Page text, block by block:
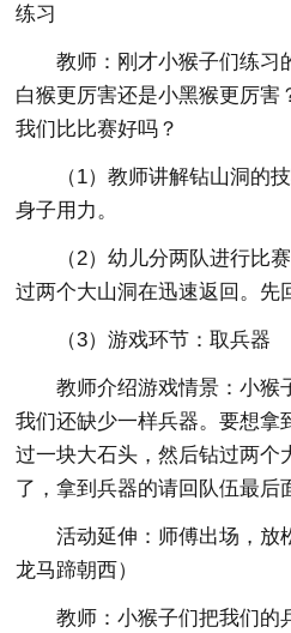
练习
教师：刚才小猴子们练习
白猴更厉害还是小黑猴更厉害
我们比比赛好吗？
（1）教师讲解钻山洞的
身子用力。
（2）幼儿分两队进行比
过两个大山洞在迅速返回。先
（3）游戏环节：取兵器
教师介绍游戏情景：小猴
我们还缺少一样兵器。要想拿
过一块大石头，然后钻过两个
了，拿到兵器的请回队伍最后
活动延伸：师傅出场，放
龙马蹄朝西）
教师：小猴子们把我们的